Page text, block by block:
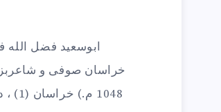
ابوسعيد فضل الله